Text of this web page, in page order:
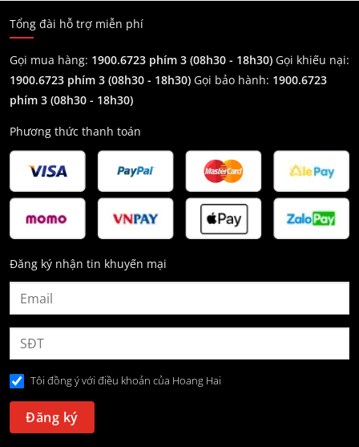
Tổng đài hỗ trợ miễn phí
Gọi mua hàng: 1900.6723 phím 3 (08h30 - 18h30) Gọi khiếu nại:
1900.6723 phím 3 (08h30 - 18h30) Gọi bảo hành: 1900.6723
phím 3 (08h30 - 18h30)
Phương thức thanh toán
Đăng ký nhận tin khuyến mại
Tôi đồng ý với điều khoản của Hoang Hai